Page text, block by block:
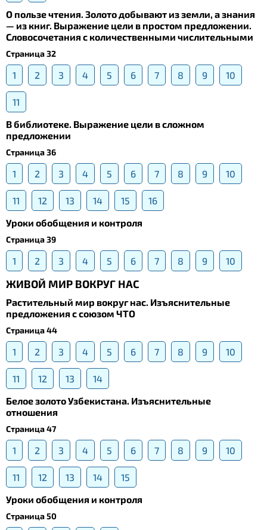
О пользе чтения. Золото добывают из земли, а знания
— из книг. Выражение цели в простом предложении.
Словосочетания с количественными числительными
Страница 32
1 2 3 4 5 6 7 8 9 10
11
В библиотеке. Выражение цели в сложном
предложении
Страница 36
1 2 3 4 5 6 7 8 9 10
11 12 13 14 15
16
Уроки обобщения и контроля
Страница 39
1 2 3 4 5 6 7 8 9 10
ЖИВОЙ МИР ВОКРУГ НАС
Растительный мир вокруг нас. Изъяснительные
предложения с союзом ЧТО
Страница 44
1 2 3 4 5 6 7 8 9 10
11 12 13
14
Белое золото Узбекистана. Изъяснительные
отношения
Страница 47
1 2 3 4 5 6 7 8 9 10
11 12 13 14
15
Уроки обобщения и контроля
Страница 50